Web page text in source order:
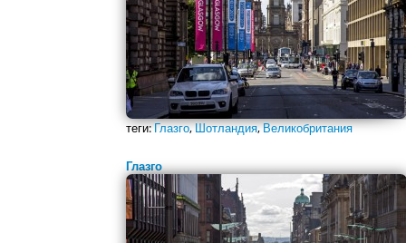
теги:Глазго,Шотландия,Великобритания
Глазго